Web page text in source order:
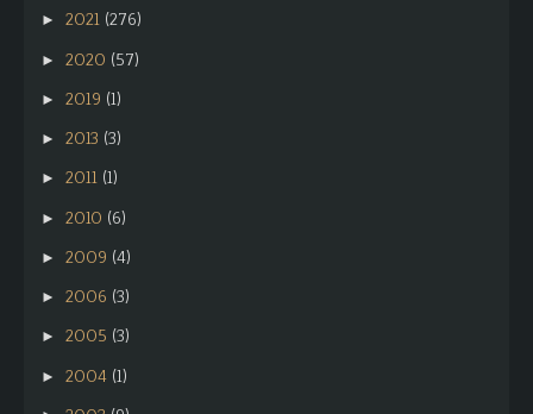
► 2021 (276)
► 2020 (57)
► 2019 (1)
► 2013 (3)
► 2011 (1)
► 2010 (6)
► 2009 (4)
► 2006 (3)
► 2005 (3)
► 2004 (1)